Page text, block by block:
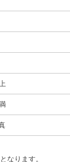
なります。